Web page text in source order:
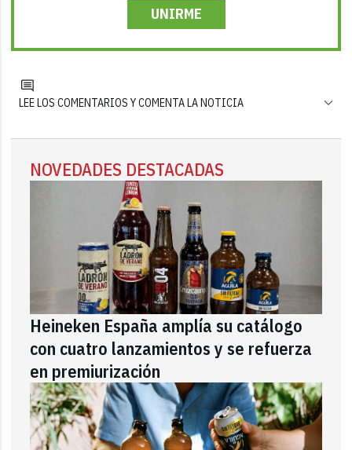
UNIRME
LEE LOS COMENTARIOS Y COMENTA LA NOTICIA
NOVEDADES DESTACADAS
Heineken España amplía su catálogo
con cuatro lanzamientos y se refuerza
en premiurización